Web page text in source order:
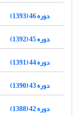
دوره 46 (1393)
دوره 45 (1392)
دوره 44 (1391)
دوره 43 (1390)
دوره 42 (1388)